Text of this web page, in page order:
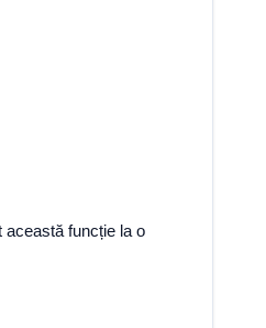
această funcție la o